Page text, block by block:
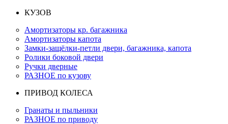
КУЗОВ
Амортизаторы кр. багажника
Амортизаторы капота
Замки-защёлки-петли двери, багажника, капота
Ролики боковой двери
Ручки дверные
РАЗНОЕ по кузову
ПРИВОД КОЛЕСА
Гранаты и пыльники
РАЗНОЕ по приводу